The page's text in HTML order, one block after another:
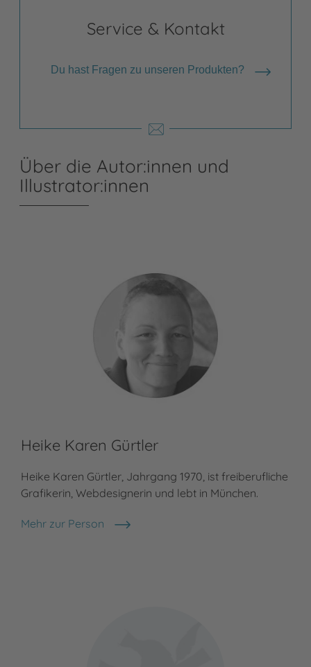
Service & Kontakt
Du hast Fragen zu unseren Produkten?
Über die Autor:innen und
Illustrator:innen
Heike Karen Gürtler
Heike Karen Gürtler, Jahrgang 1970, ist freiberufliche
Grafikerin, Webdesignerin und lebt in München.
Mehr zur Person
Heike Karen Gürtler